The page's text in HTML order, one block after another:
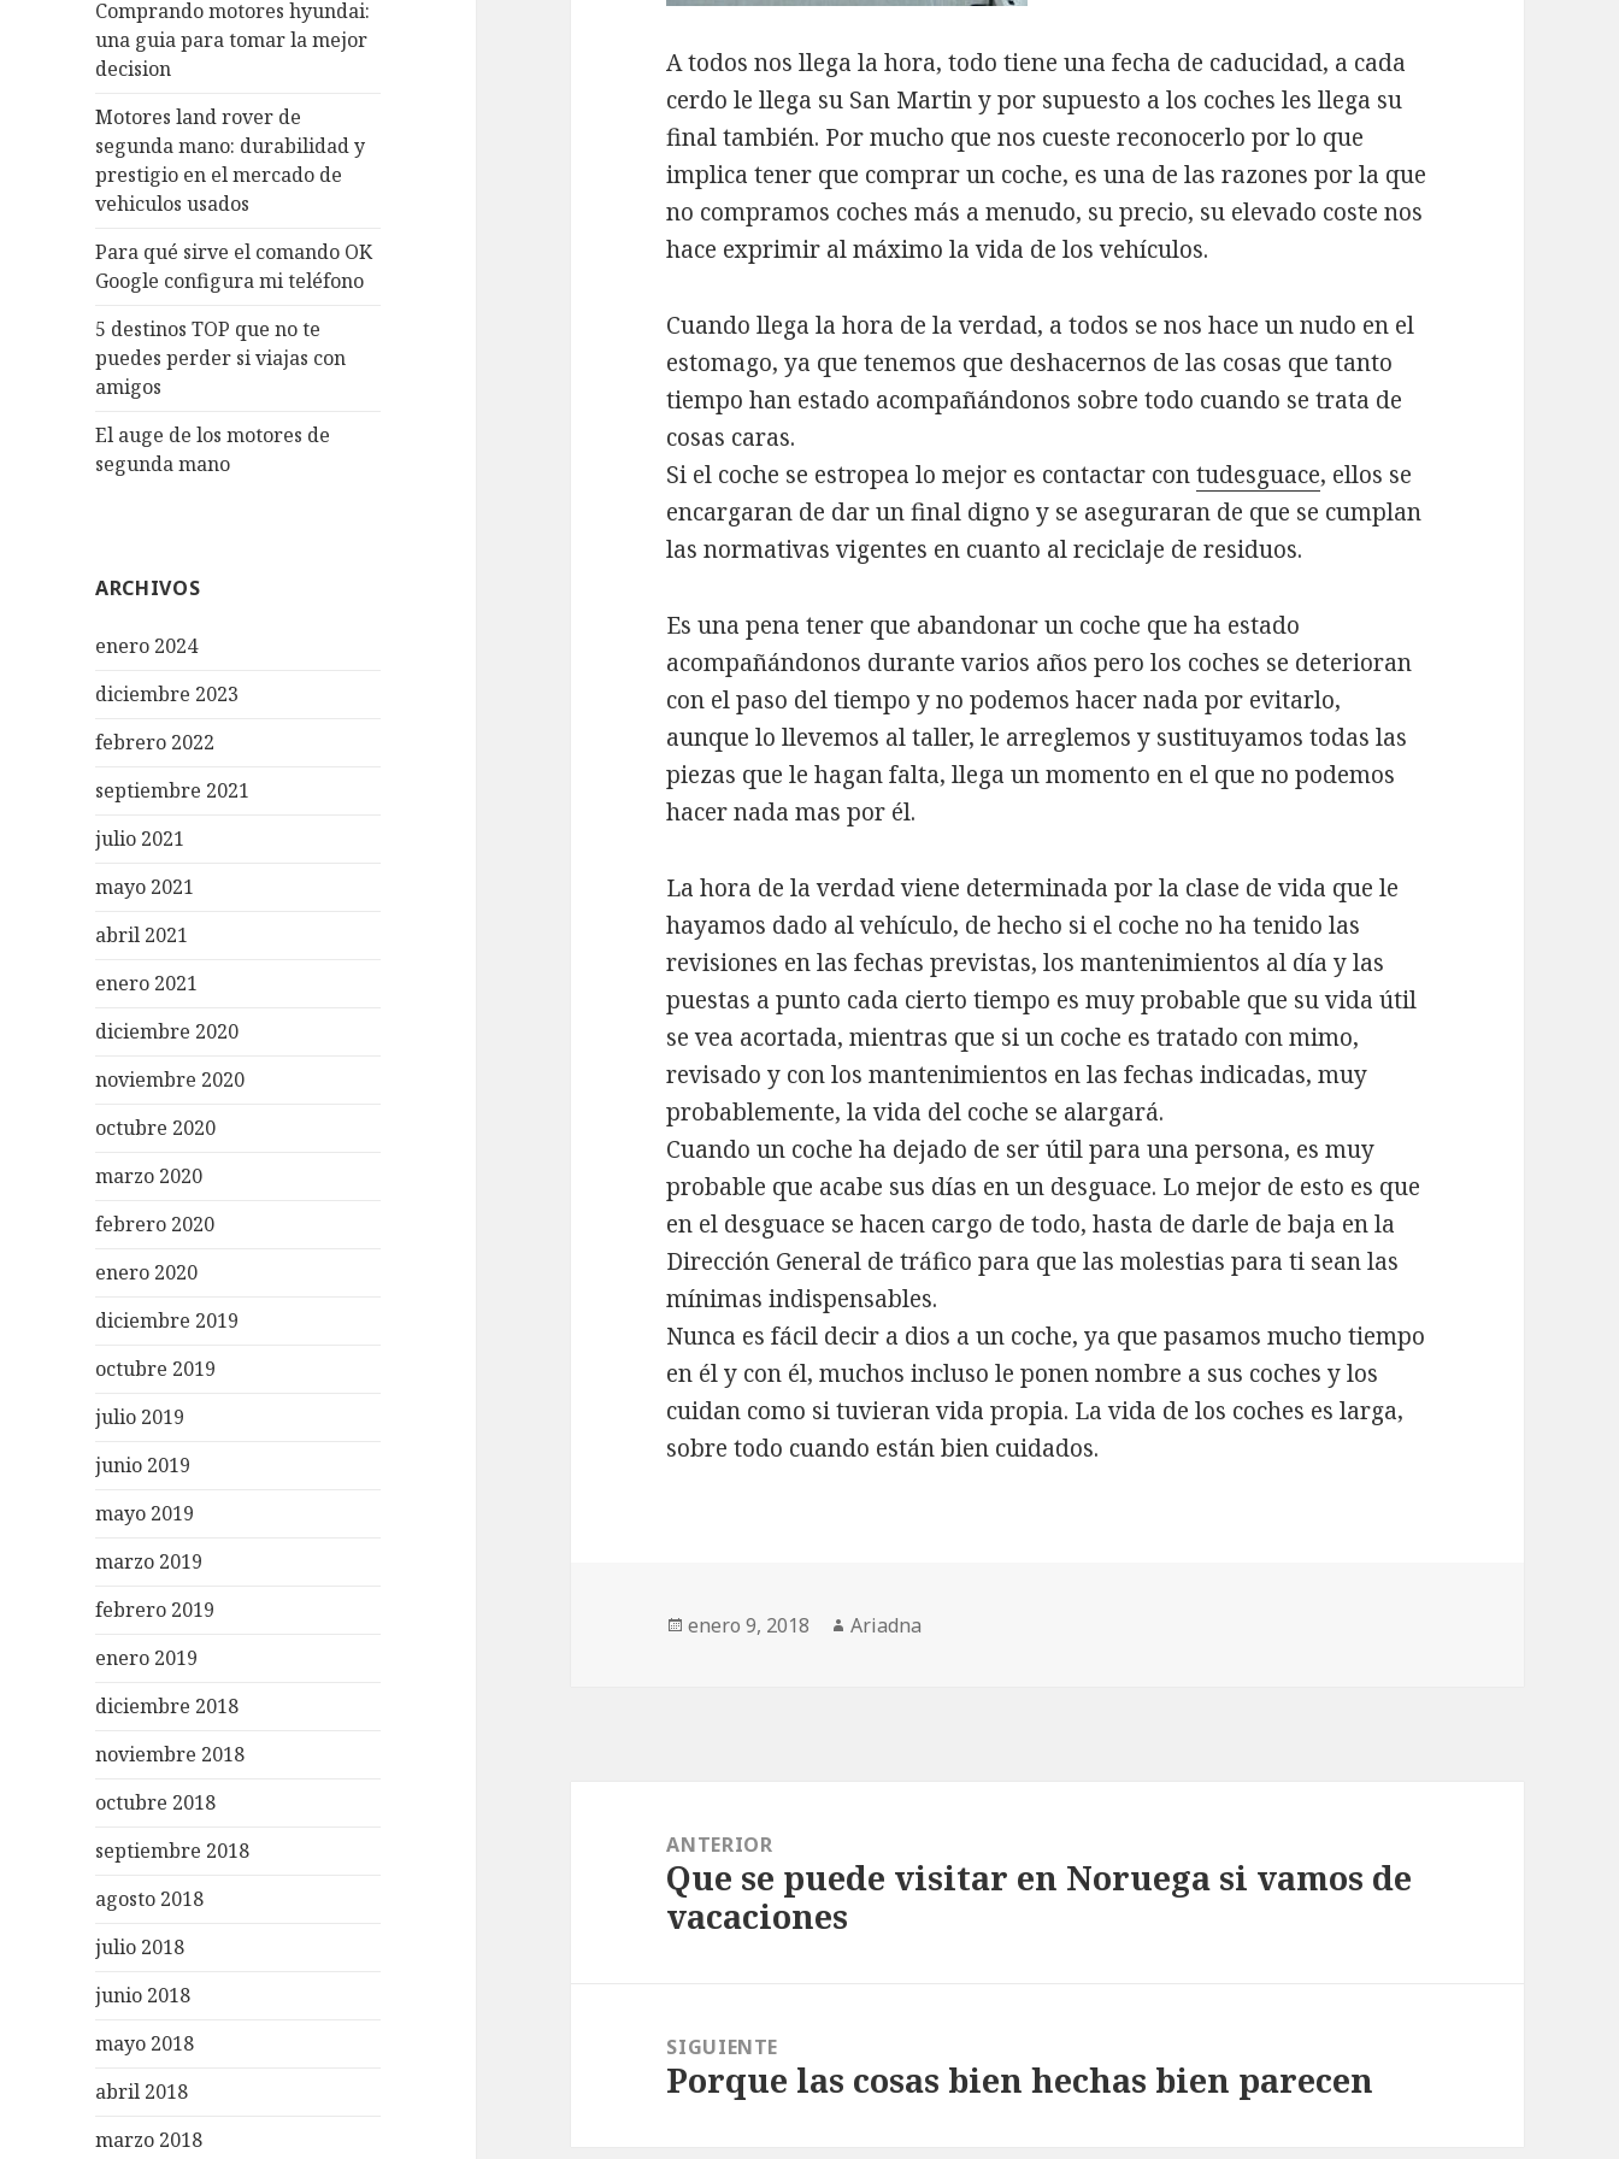
Comprando motores hyundai:
una guia para tomar la mejor
decision
Motores land rover de
segunda mano: durabilidad y
prestigio en el mercado de
vehiculos usados
Para qué sirve el comando OK
Google configura mi teléfono
5 destinos TOP que no te
puedes perder si viajas con
amigos
El auge de los motores de
segunda mano
ARCHIVOS
enero 2024
diciembre 2023
febrero 2022
septiembre 2021
julio 2021
mayo 2021
abril 2021
enero 2021
diciembre 2020
noviembre 2020
octubre 2020
marzo 2020
febrero 2020
enero 2020
diciembre 2019
octubre 2019
julio 2019
junio 2019
mayo 2019
marzo 2019
febrero 2019
enero 2019
diciembre 2018
noviembre 2018
octubre 2018
septiembre 2018
agosto 2018
julio 2018
junio 2018
mayo 2018
abril 2018
marzo 2018
A todos nos llega la hora, todo tiene una fecha de caducidad, a cada
cerdo le llega su San Martin y por supuesto a los coches les llega su
final también. Por mucho que nos cueste reconocerlo por lo que
implica tener que comprar un coche, es una de las razones por la que
no compramos coches más a menudo, su precio, su elevado coste nos
hace exprimir al máximo la vida de los vehículos.
Cuando llega la hora de la verdad, a todos se nos hace un nudo en el
estomago, ya que tenemos que deshacernos de las cosas que tanto
tiempo han estado acompañándonos sobre todo cuando se trata de
cosas caras.
Si el coche se estropea lo mejor es contactar contudesguace, ellos se
encargaran de dar un final digno y se aseguraran de que se cumplan
las normativas vigentes en cuanto al reciclaje de residuos.
Es una pena tener que abandonar un coche que ha estado
acompañándonos durante varios años pero los coches se deterioran
con el paso del tiempo y no podemos hacer nada por evitarlo,
aunque lo llevemos al taller, le arreglemos y sustituyamos todas las
piezas que le hagan falta, llega un momento en el que no podemos
hacer nada mas por él.
La hora de la verdad viene determinada por la clase de vida que le
hayamos dado al vehículo, de hecho si el coche no ha tenido las
revisiones en las fechas previstas, los mantenimientos al día y las
puestas a punto cada cierto tiempo es muy probable que su vida útil
se vea acortada, mientras que si un coche es tratado con mimo,
revisado y con los mantenimientos en las fechas indicadas, muy
probablemente, la vida del coche se alargará.
Cuando un coche ha dejado de ser útil para una persona, es muy
probable que acabe sus días en un desguace. Lo mejor de esto es que
en el desguace se hacen cargo de todo, hasta de darle de baja en la
Dirección General de tráfico para que las molestias para ti sean las
mínimas indispensables.
Nunca es fácil decir a dios a un coche, ya que pasamos mucho tiempo
en él y con él, muchos incluso le ponen nombre a sus coches y los
cuidan como si tuvieran vida propia. La vida de los coches es larga,
sobre todo cuando están bien cuidados.
Publicado
enero 9, 2018 Autor
Ariadna
entradas
ANTERIOR
Entrada
anterior:
Que se puede visitar en Noruega si vamos de
vacaciones
SIGUIENTE
Entrada
Porque las cosas bien hechas bien parecen